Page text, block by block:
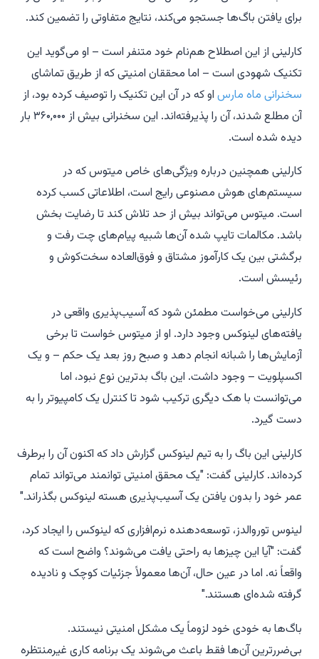
برای یافتن باگ‌ها جستجو می‌کند، نتایج متفاوتی را تضمین کند.
کارلینی از این اصطلاح هم‌نام خود متنفر است – او می‌گوید این
تکنیک شهودی است – اما محققان امنیتی که از طریق تماشای
سخنرانی ماه مارس او که در آن این تکنیک را توصیف کرده بود، از
آن مطلع شدند، آن را پذیرفته‌اند. این سخنرانی بیش از ۳۶۰,۰۰۰ بار
دیده شده است.
کارلینی همچنین درباره ویژگی‌های خاص میتوس که در
سیستم‌های هوش مصنوعی رایج است، اطلاعاتی کسب کرده
است. میتوس می‌تواند بیش از حد تلاش کند تا رضایت بخش
باشد. مکالمات تایپ شده آن‌ها شبیه پیام‌های چت رفت و
برگشتی بین یک کارآموز مشتاق و فوق‌العاده سخت‌کوش و
رئیسش است.
کارلینی می‌خواست مطمئن شود که آسیب‌پذیری واقعی در
یافته‌های لینوکس وجود دارد. او از میتوس خواست تا برخی
آزمایش‌ها را شبانه انجام دهد و صبح روز بعد یک حکم – و یک
اکسپلویت – وجود داشت. این باگ بدترین نوع نبود، اما
می‌توانست با هک دیگری ترکیب شود تا کنترل یک کامپیوتر را به
دست گیرد.
کارلینی این باگ را به تیم لینوکس گزارش داد که اکنون آن را برطرف
کرده‌اند. کارلینی گفت: "یک محقق امنیتی توانمند می‌تواند تمام
عمر خود را بدون یافتن یک آسیب‌پذیری هسته لینوکس بگذراند."
لینوس توروالدز، توسعه‌دهنده نرم‌افزاری که لینوکس را ایجاد کرد،
گفت: "آیا این چیزها به راحتی یافت می‌شوند؟ واضح است که
واقعاً نه. اما در عین حال، آن‌ها معمولاً جزئیات کوچک و نادیده
گرفته شده‌ای هستند."
باگ‌ها به خودی خود لزوماً یک مشکل امنیتی نیستند.
بی‌ضررترین آن‌ها فقط باعث می‌شوند یک برنامه کاری غیرمنتظره